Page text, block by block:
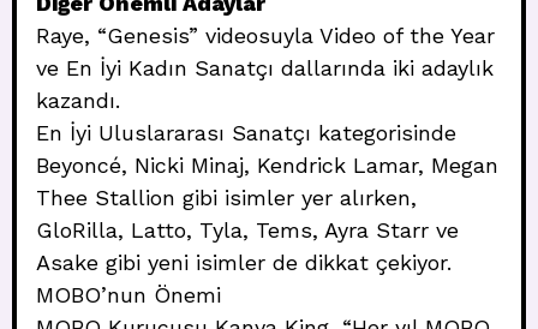
Raye, “Genesis” videosuyla Video of the Year
ve En İyi Kadın Sanatçı dallarında iki adaylık
kazandı.
En İyi Uluslararası Sanatçı kategorisinde
Beyoncé, Nicki Minaj, Kendrick Lamar, Megan
Thee Stallion gibi isimler yer alırken,
GloRilla, Latto, Tyla, Tems, Ayra Starr ve
Asake gibi yeni isimler de dikkat çekiyor.
MOBO’nun Önemi